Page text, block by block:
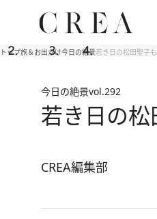
トップ旅＆お出かけ今日の絶景若き日の松田聖子
今日の絶景vol.292
若き日の
CREA編集部